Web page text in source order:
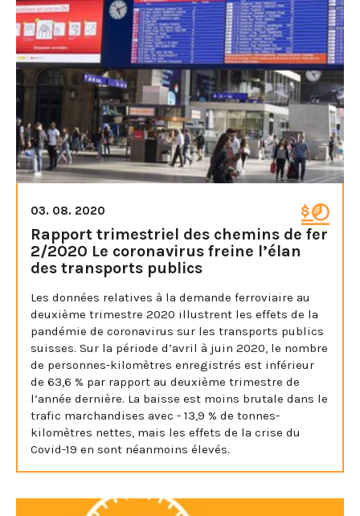
03. 08. 2020
Rapport trimestriel des chemins de fer
2/2020 Le coronavirus freine l’élan
des transports publics
Les données relatives à la demande ferroviaire au
deuxième trimestre 2020 illustrent les effets de la
pandémie de coronavirus sur les transports publics
suisses. Sur la période d’avril à juin 2020, le nombre
de personnes-kilomètres enregistrés est inférieur
de 63,6 % par rapport au deuxième trimestre de
l’année dernière. La baisse est moins brutale dans le
trafic marchandises avec - 13,9 % de tonnes-
kilomètres nettes, mais les effets de la crise du
Covid-19 en sont néanmoins élevés.